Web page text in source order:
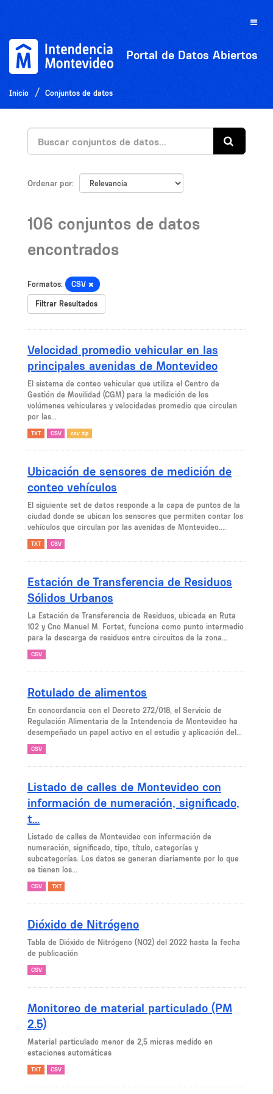
Toggle
Portal de Datos Abiertos
Inicio Conjuntos de datos
Ordenar por
106 conjuntos de datos
encontrados
Formatos: CSV
Filtrar Resultados
Velocidad promedio vehicular en las
principales avenidas de Montevideo
El sistema de conteo vehicular que utiliza el Centro de
Gestión de Movilidad (CGM) para la medición de los
volúmenes vehiculares y velocidades promedio que circulan
por las...
TXT CSV csv zip
Ubicación de sensores de medición de
conteo vehículos
El siguiente set de datos responde a la capa de puntos de la
ciudad donde se ubican los sensores que permiten contar los
vehículos que circulan por las avenidas de Montevideo....
TXT CSV
Estación de Transferencia de Residuos
Sólidos Urbanos
La Estación de Transferencia de Residuos, ubicada en Ruta
102 y Cno Manuel M. Fortet, funciona como punto intermedio
para la descarga de residuos entre circuitos de la zona...
CSV
Rotulado de alimentos
En concordancia con el Decreto 272/018, el Servicio de
Regulación Alimentaria de la Intendencia de Montevideo ha
desempeñado un papel activo en el estudio y aplicación del...
CSV
Listado de calles de Montevideo con
información de numeración, significado,
t...
Listado de calles de Montevideo con información de
numeración, significado, tipo, título, categorías y
subcategorías. Los datos se generan diariamente por lo que
se tienen los...
CSV TXT
Dióxido de Nitrógeno
Tabla de Dióxido de Nitrógeno (NO2) del 2022 hasta la fecha
de publicación
CSV
Monitoreo de material particulado (PM
2.5)
Material particulado menor de 2,5 micras medido en
estaciones automáticas
TXT CSV